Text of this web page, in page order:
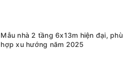
Mẫu nhà 2 tầng 6x13m hiện đại, phù
hợp xu hướng năm 2025